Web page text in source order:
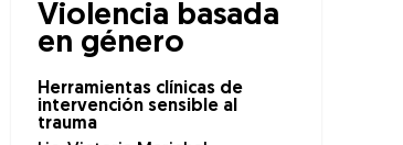
Violencia basada
en género
Herramientas clínicas de
intervención sensible al
trauma